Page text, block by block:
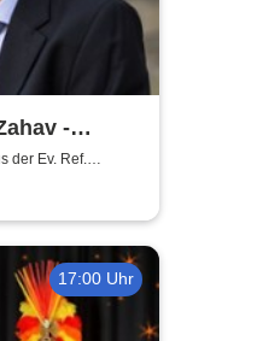
-
der Ev. Ref.
17:00 Uhr